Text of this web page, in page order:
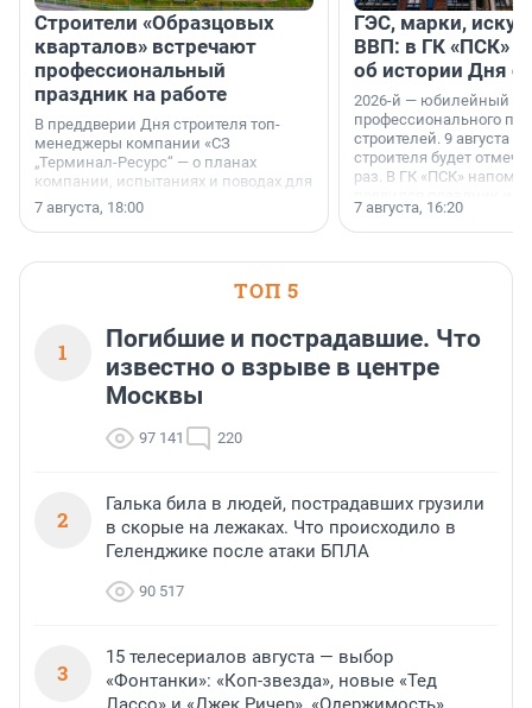
Строители «Образцовых
кварталов» встречают
профессиональный
праздник на работе
В преддверии Дня строителя топ-
менеджеры компании «СЗ
„Терминал-Ресурс“ — о планах
компании, испытаниях и поводах для
осторожного оптимизма.
7 августа, 18:00
ГЭС, марки,
ВВП: в ГК «ПСК»
об истории Дня
2026-й — юбилейный
профессионального
строителей. 9 августа
строителя будет
раз. В ГК «ПСК»
поменялась роль
7 августа, 16:20
ТОП 5
1
Погибшие и пострадавшие. Что
известно о взрыве в центре
Москвы
97 141 220
2
Галька била в людей, пострадавших грузили
в скорые на лежаках. Что происходило в
Геленджике после атаки БПЛА
90 517
3
15 телесериалов августа — выбор
«Фонтанки»: «Коп-звезда», новые «Тед